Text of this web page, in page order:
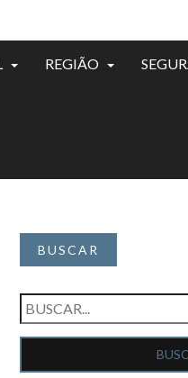
REGIÃO
BUSCAR